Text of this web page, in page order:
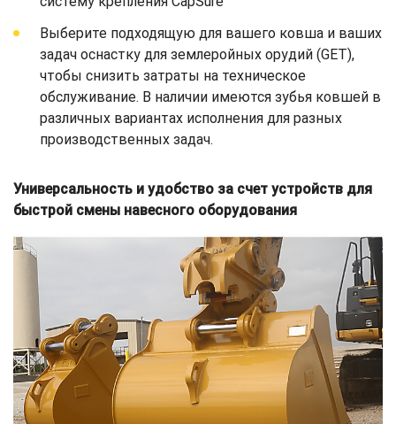
Выберите подходящую для вашего ковша и ваших
задач оснастку для землеройных орудий (GET),
чтобы снизить затраты на техническое
обслуживание. В наличии имеются зубья ковшей в
различных вариантах исполнения для разных
производственных задач.
Универсальность и удобство за счет устройств для
быстрой смены навесного оборудования